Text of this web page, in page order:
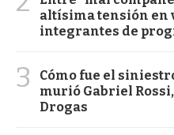
altísima tensión en
integrantes de
3
Cómo fue el
murió Gabriel
Drogas